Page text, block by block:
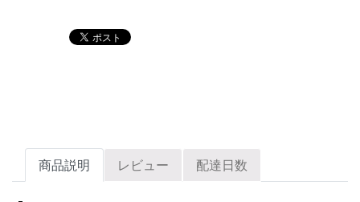
商品説明 レビュー 配達日数